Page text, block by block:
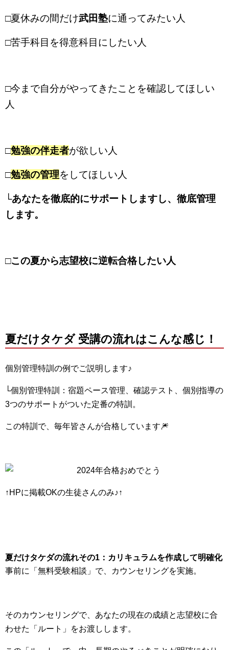
□夏休みの間だけ武田塾に通ってみたい人
□苦手科目を得意科目にしたい人
□今まで自分がやってきたことを確認してほしい
人
□勉強の伴走者が欲しい人
□勉強の管理をしてほしい人
└あなたを徹底的にサポートしますし、徹底管理
します。
□この夏から志望校に逆転合格したい人
夏だけタケダ 受講の流れはこんな感じ！
個別管理特訓の例でご説明します♪
└個別管理特訓：宿題ペース管理、確認テスト、個別指導の
3つのサポートがついた定番の特訓。
この特訓で、毎年皆さんが合格しています🎆
↑HPに掲載OKの生徒さんのみ♪↑
夏だけタケダの流れその1：カリキュラムを作成して明確化
事前に「無料受験相談」で、カウンセリングを実施。
そのカウンセリングで、あなたの現在の成績と志望校に合
わせた「ルート」をお渡しします。